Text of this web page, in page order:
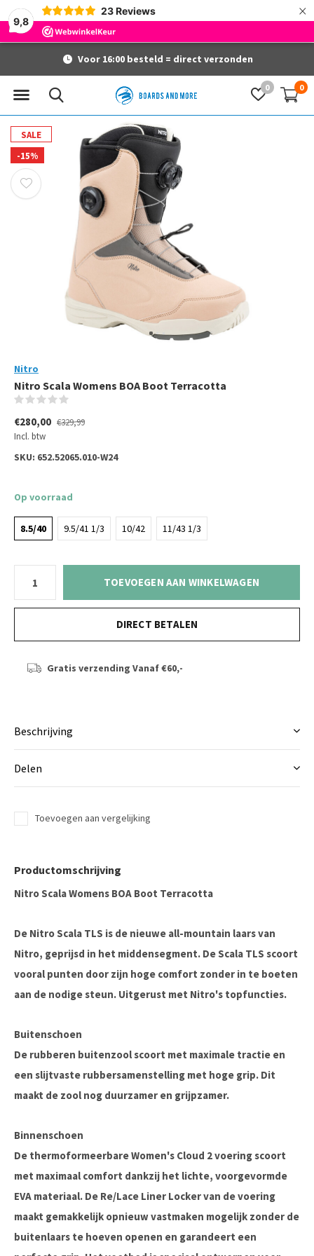
9,8
23 Reviews ×
0 0
Voor 16:00 besteld = direct verzonden
SALE
-15%
Nitro
Nitro Scala Womens BOA Boot Terracotta
€280,00 €329,99
Incl. btw
SKU: 652.52065.010-W24
Op voorraad
8.5/40 9.5/41 1/3 10/42 11/43 1/3
TOEVOEGEN AAN WINKELWAGEN
DIRECT BETALEN
Gratis verzending Vanaf €60,-
Beschrijving
Delen
Toevoegen aan vergelijking
Productomschrijving
Nitro Scala Womens BOA Boot Terracotta
De Nitro Scala TLS is de nieuwe all-mountain laars van
Nitro, geprijsd in het middensegment. De Scala TLS scoort
vooral punten door zijn hoge comfort zonder in te boeten
aan de nodige steun. Uitgerust met Nitro's topfuncties.
Buitenschoen
De rubberen buitenzool scoort met maximale tractie en
een slijtvaste rubbersamenstelling met hoge grip. Dit
maakt de zool nog duurzamer en grijpzamer.
Binnenschoen
De thermoformeerbare Women's Cloud 2 voering scoort
met maximaal comfort dankzij het lichte, voorgevormde
EVA materiaal. De Re/Lace Liner Locker van de voering
maakt gemakkelijk opnieuw vastmaken mogelijk zonder de
buitenlaars te hoeven openen en garandeert een